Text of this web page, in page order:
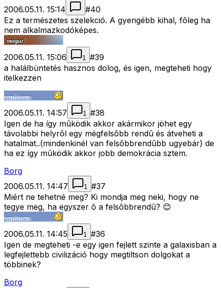
2006.05.11. 15:14
#40
Ez a természetes szelekció. A gyengébb kihal, fõleg ha
nem alkalmazkodóképes.
2006.05.11. 15:06 1 #39
a halálbüntetés hasznos dolog, és igen, megteheti hogy
itelkezzen
2006.05.11. 14:57 1 #38
Igen de ha így mûködik akkor akármikor jöhet egy
távolabbi helyrõl egy mégfelsõbb rendû és átveheti a
hatalmat..(mindenkinél van felsõbbrendûbb ugyebár) de
ha ez így mûködik akkor jobb demokrácia sztem.
Borg
2006.05.11. 14:47
1 #37
Miért ne tehetné meg? Ki mondja meg neki, hogy ne
tegye meg, ha egyszer õ a felsõbbrendû? 😊
2006.05.11. 14:45 1 #36
Igen de megteheti -e egy igen fejlett szinte a galaxisban a
legfejlettebb civilizáció hogy megtiltson dolgokat a
többinek?
Borg